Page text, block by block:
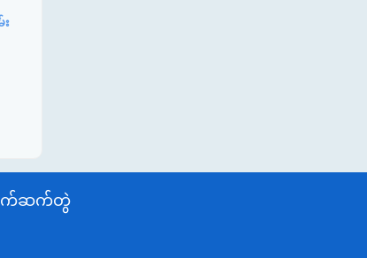
က်ဆက်တွဲ